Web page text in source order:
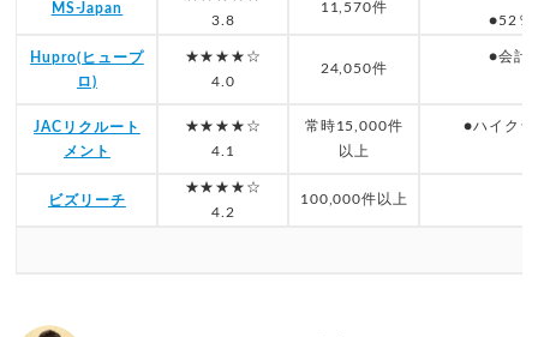
MS-Japan
3.8
11,570件
●52％
Hupro(ヒュープ
ロ)
★★★★☆
4.0
24,050件
●会計
JACリクルート
メント
★★★★☆
4.1
常時15,000件
以上
●ハイク
ビズリーチ
★★★★☆
4.2
100,000件以上